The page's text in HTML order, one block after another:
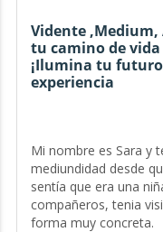
Vidente ,Medium,
tu camino de
¡Ilumina tu
experiencia
Mi nombre es Sara y
mediundidad desde
sentía que era una
compañeros, tenia
forma muy concreta.